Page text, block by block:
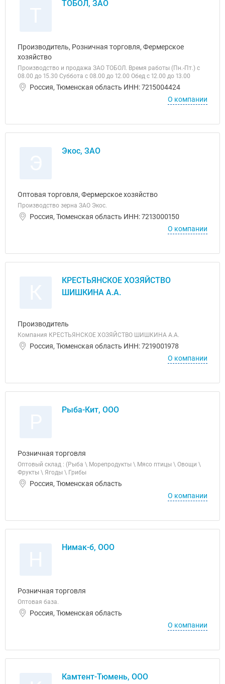
ТОБОЛ, ЗАО
Производитель, Розничная торговля, Фермерское
хозяйство
Производство и продажа ЗАО ТОБОЛ. Время работы (Пн.-Пт.) с
08.00 до 15.30 Суббота с 08.00 до 12.00 Обед с 12.00 до 13.00
Россия, Тюменская область ИНН: 7215004424
О компании
Экос, ЗАО
Оптовая торговля, Фермерское хозяйство
Производство зерна ЗАО Экос.
Россия, Тюменская область ИНН: 7213000150
О компании
КРЕСТЬЯНСКОЕ ХОЗЯЙСТВО
ШИШКИНА А.А.
Производитель
Компания КРЕСТЬЯНСКОЕ ХОЗЯЙСТВО ШИШКИНА А.А.
Россия, Тюменская область ИНН: 7219001978
О компании
Рыба-Кит, ООО
Розничная торговля
Оптовый склад : (Рыба \ Морепродукты \ Мясо птицы \ Овощи \
Фрукты \ Ягоды \ Грибы
Россия, Тюменская область
О компании
Нимак-б, ООО
Розничная торговля
Оптовая база.
Россия, Тюменская область
О компании
Камтент-Тюмень, ООО